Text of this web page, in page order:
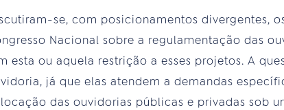
se, com posicionamentos divergentes,
Nacional sobre a regulamentação das
esta ou aquela restrição a esses projetos. A
já que elas atendem a demandas
das ouvidorias públicas e privadas sob